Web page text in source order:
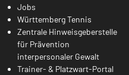
Jobs
Württemberg Tennis
Zentrale Hinweisgeberstelle
für Prävention
interpersonaler Gewalt
Trainer- & Platzwart-Portal